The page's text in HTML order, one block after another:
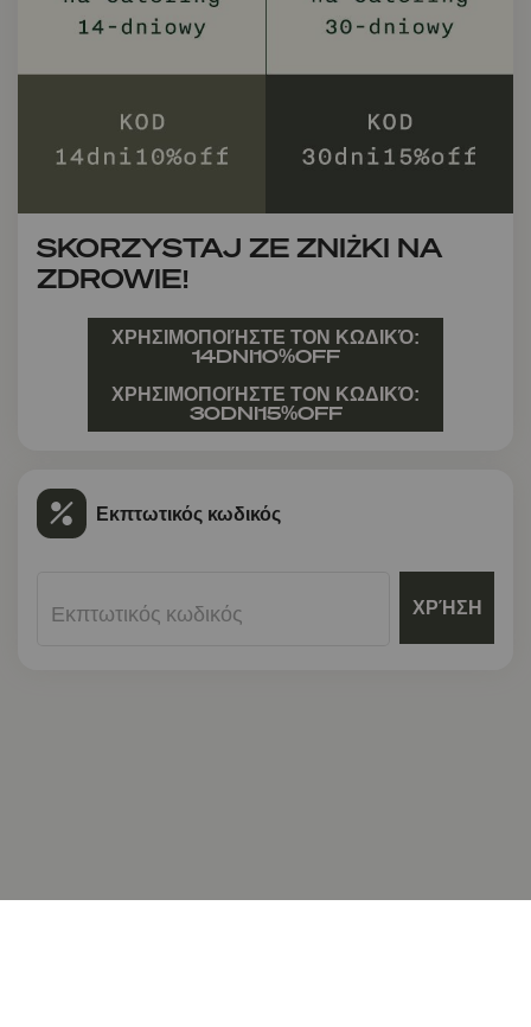
SKORZYSTAJ ZE ZNIŻKI NA
ZDROWIE!
ΧΡΗΣΙΜΟΠΟΙΉΣΤΕ ΤΟΝ ΚΩΔΙΚΌ:
14DNI10%OFF
ΧΡΗΣΙΜΟΠΟΙΉΣΤΕ ΤΟΝ ΚΩΔΙΚΌ:
30DNI15%OFF
Εκπτωτικός κωδικός
Εκπτωτικός κωδικός ΧΡΉΣΗ